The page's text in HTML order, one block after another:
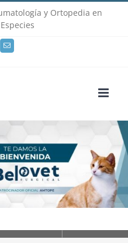
y Ortopedia en
Email